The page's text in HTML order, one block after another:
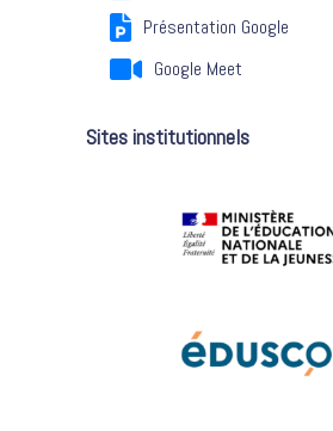
Présentation Google
Google Meet
Sites institutionnels